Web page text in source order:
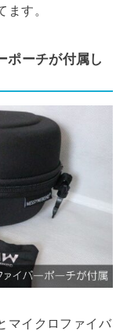
ます。
ポーチが付属し
マイクロファイバ